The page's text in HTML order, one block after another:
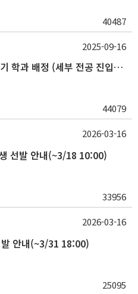
40487
(10/28 ~ 11/12) 2026년 1학기 학과 배정 (세부 전공 진입) 안내
44079
2025-09-16
선발 안내(~3/18 10:00)
33956
2026-03-16
안내(~3/31 18:00)
25095
2026-03-16